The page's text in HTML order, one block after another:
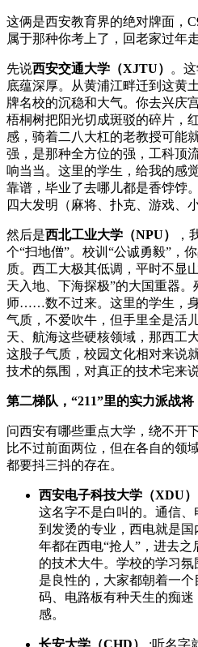
这俩是西安教育界的绝对牌面，
属于那种你考上了，回老家过年
先说西安交通大学（XJTU）
。
底蕴深厚。从黄浦江畔迁到这黄
牌名校的沉稳和大气。你去兴庆
梧桐树把阳光切成斑驳的碎片，
感，骑着二八大杠的老教授可能
强，是那种全方位的强，工科顶
响当当。这里的学生，给我的感
靠谱，毕业了去哪儿都是香饽饽
四大发明（麻将、扑克、游戏、
然后是西北工业大学（NPU）
，
个“扫地僧”。校训“公诚勇毅”，
质。西工大极其低调，平时不显
天入地、下海探极”的大国重器。
师……数不过来。这里的学生，
气质，不爱吹牛，但手里全是活
天、航海这些硬核领域，那西工
这股子气质，校园文化相对来说
技术的氛围，对真正的技术宅来
第二梯队，“211”里的实力派战
问西安有哪些重点大学，绕不开
比不过前面两位，但在各自的领
都要抖三抖的存在。
西安电子科技大学（XDU）
这名字不是白叫的。通信
到发烫的专业，西电就是
年都在西电“抢人”，进去
的技术大牛。学校的学习
是良性的，大家都朝着一
码、电路板有种天生的痴
感。